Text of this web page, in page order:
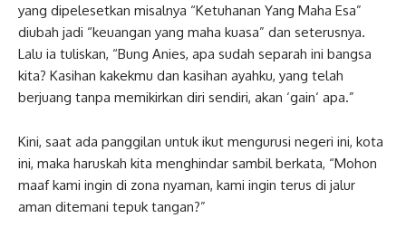
yang dipelesetkan misalnya “Ketuhanan Yang Maha Esa”
diubah jadi “keuangan yang maha kuasa” dan seterusnya.
Lalu ia tuliskan, “Bung Anies, apa sudah separah ini bangsa
kita? Kasihan kakekmu dan kasihan ayahku, yang telah
berjuang tanpa memikirkan diri sendiri, akan ‘gain‘ apa.”
Kini, saat ada panggilan untuk ikut mengurusi negeri ini, kota
ini, maka haruskah kita menghindar sambil berkata, “Mohon
maaf kami ingin di zona nyaman, kami ingin terus di jalur
aman ditemani tepuk tangan?”